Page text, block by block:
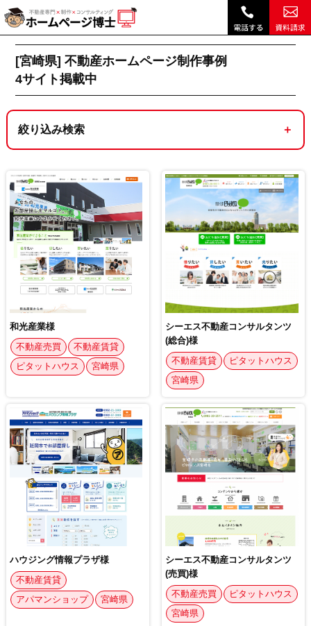
宮崎県｜不動産ホームページ制作実績・デザイン事例 ｜ホームページ博士（博士.com）|
不動産ホームページ制作トップ [宮崎県]不動産ホームページ制作実績一覧 4サイト
[宮崎県] 不動産ホームページ制作事例
4サイト掲載中
絞り込み検索
和光産業様
不動産売買
不動産賃貸
ピタットハウス
宮崎県
シーエス不動産コンサルタンツ
(総合)様
不動産賃貸
ピタットハウス
宮崎県
ハウジング情報プラザ様
不動産賃貸
アパマンショップ
宮崎県
シーエス不動産コンサルタンツ
(売買)様
不動産売買
ピタットハウス
宮崎県